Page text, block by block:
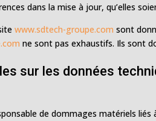
dans la mise à jour, qu’elles
www.sdtech-groupe.com sont
ne sont pas exhaustifs. Ils sont
sur les données
de dommages matériels liés